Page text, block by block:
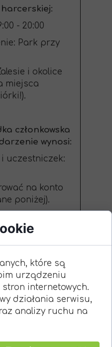
- 20:00
Park przy
i okolice
miejsca
członkowska
wynosi:
uczestniczek:
na konto
poniżej).
ZHP
045 Rzeszów
7147 1236
które są
urządzeniu
internetowych.
działania serwisu,
analizy ruchu na